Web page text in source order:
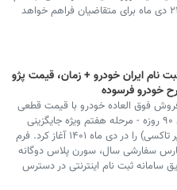
تا پایان روز چهارشنبه ۲۱ دی ماه برای متقاضیان فراهم خواهد
نام ایران خودرو + زمان، قیمت پژو
خودرو فرسوده
فوق العاده خودرو با قیمت قطعی
(فروش فوری با موعد ۹۰ روزه - مرحله هفتم ویژه جایگزینی
خودروهای فرسوده غیر تاکسی) را در دی ماه ۱۴۰۱ آغاز کرد. فرم
پارس سفارشی سال، سورن پلاس دوگانه
سامانه ثبت نام اینترنتی در دسترس